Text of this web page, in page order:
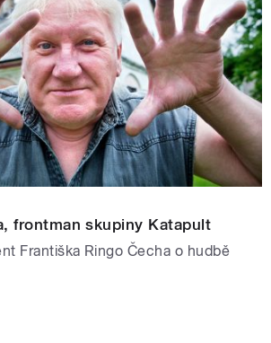
frontman skupiny Katapult
Františka Ringo Čecha o hudbě